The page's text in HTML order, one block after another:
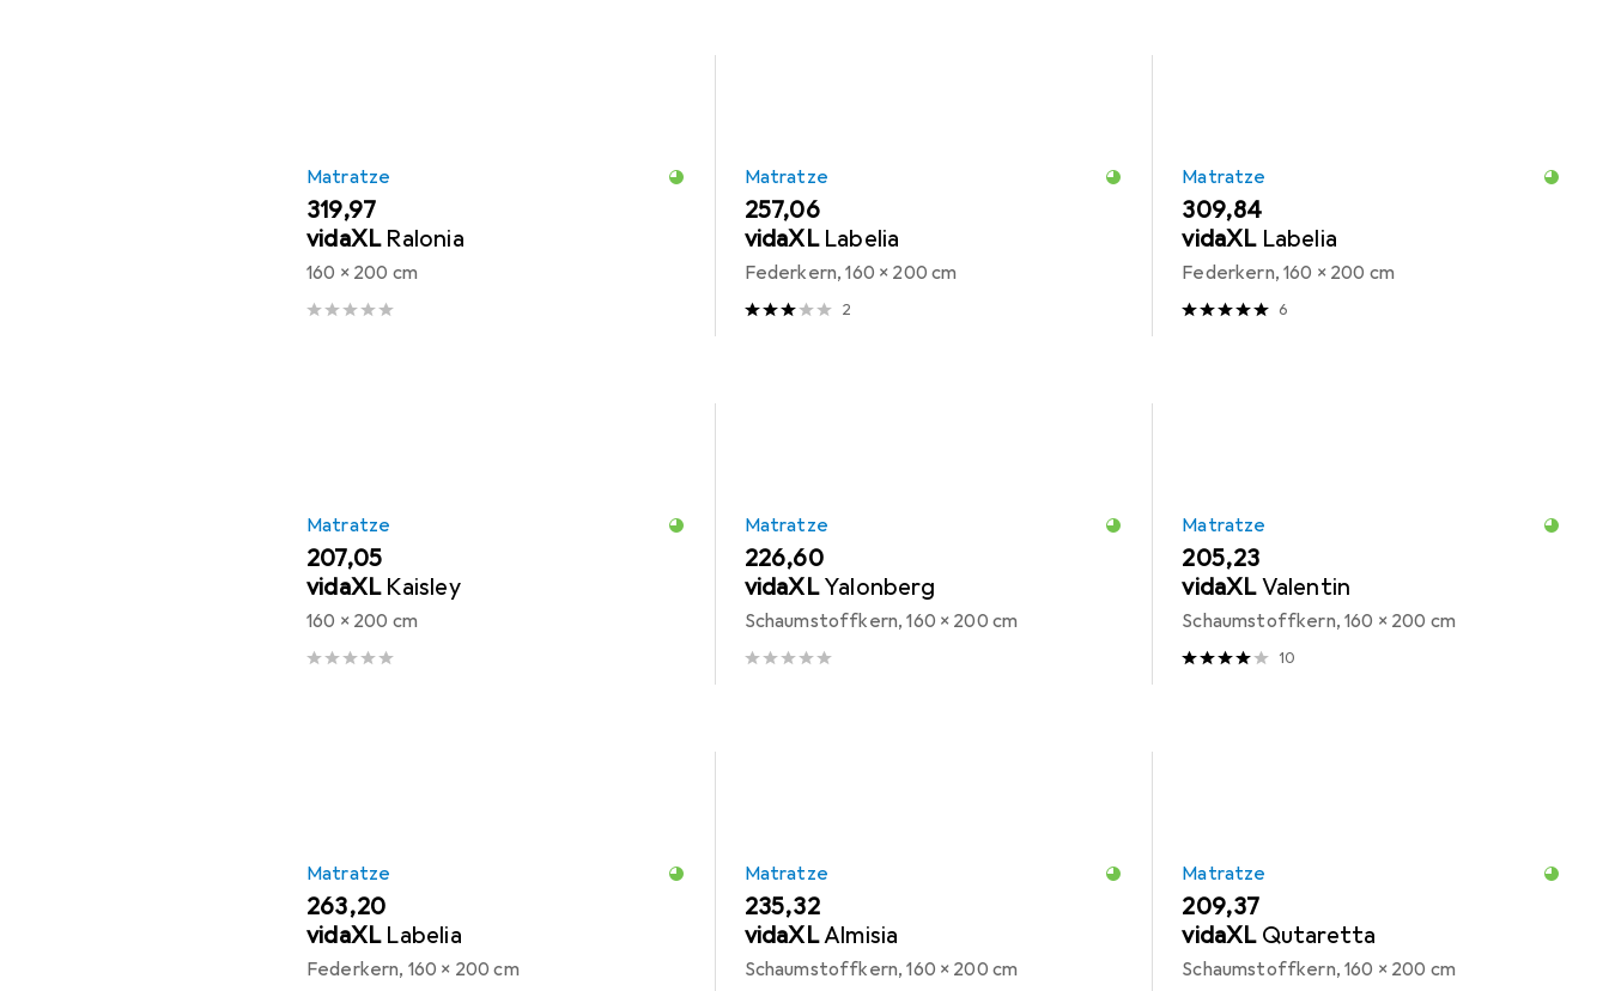
Matratze
EUR
319,97
vidaXL Ralonia
160 x 200 cm
Matratze
EUR
257,06
vidaXL Labelia
Federkern, 160 x 200 cm
2
Matratze
EUR
309,84
vidaXL Labelia
Federkern, 160 x 200 cm
6
Matratze
EUR
207,05
vidaXL Kaisley
160 x 200 cm
Matratze
EUR
226,60
vidaXL Yalonberg
Schaumstoffkern, 160 x 200 cm
Matratze
EUR
205,23
vidaXLValentin
Schaumstoffkern, 160 x 200 cm
10
Matratze
EUR
263,20
vidaXL Labelia
Federkern, 160 x 200 cm
Matratze
EUR
235,32
vidaXLAlmisia
Schaumstoffkern, 160 x 200 cm
Matratze
EUR
209,37
vidaXL Qutaretta
Schaumstoffkern, 160 x 200 cm